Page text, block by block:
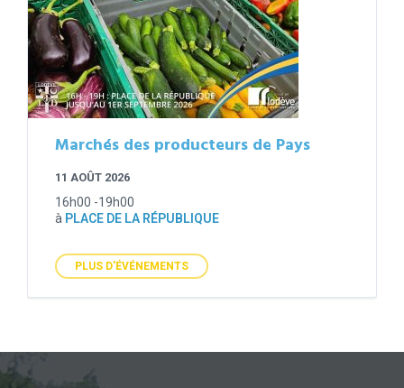
Marchés des producteurs de Pays
11 AOÛT 2026
16h00 -19h00
à PLACE DE LA RÉPUBLIQUE
PLUS D'ÉVÉNEMENTS